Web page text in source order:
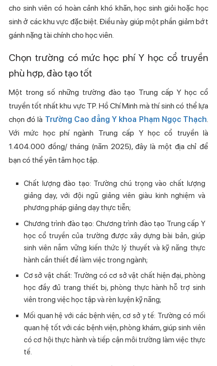
cho sinh viên có hoàn cảnh khó khăn, học sinh giỏi hoặc học
sinh ở các khu vực đặc biệt. Điều này giúp một phần giảm bớt
gánh nặng tài chính cho học viên.
Chọn trường có mức học phí Y học cổ truyền
phù hợp, đào tạo tốt
Một trong số những trường đào tạo Trung cấp Y học cổ
truyền tốt nhất khu vực TP. Hồ Chí Minh mà thí sinh có thể lựa
chọn đó là Trường Cao đẳng Y khoa Phạm Ngọc Thạch.
Với mức học phí ngành Trung cấp Y học cổ truyền là
1.404.000 đồng/ tháng (năm 2025), đây là một địa chỉ để
bạn có thể yên tâm học tập.
Chất lượng đào tạo: Trường chú trọng vào chất lượng
giảng dạy, với đội ngũ giảng viên giàu kinh nghiệm và
phương pháp giảng dạy thực tiễn;
Chương trình đào tạo: Chương trình đào tạo Trung cấp Y
học cổ truyền của trường được xây dựng bài bản, giúp
sinh viên nắm vững kiến thức lý thuyết và kỹ năng thực
hành cần thiết để làm việc trong ngành;
Cơ sở vật chất: Trường có cơ sở vật chất hiện đại, phòng
học đầy đủ trang thiết bị, phòng thực hành hỗ trợ sinh
viên trong việc học tập và rèn luyện kỹ năng;
Mối quan hệ với các bệnh viện, cơ sở y tế: Trường có mối
quan hệ tốt với các bệnh viện, phòng khám, giúp sinh viên
có cơ hội thực hành và tiếp cận môi trường làm việc thực
tế.